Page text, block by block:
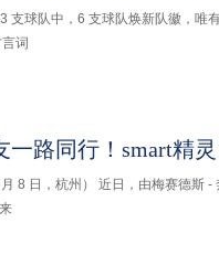
支球队中，6 支球队焕新队徽，唯
词
月 8 日，杭州） 近日，由梅赛德斯